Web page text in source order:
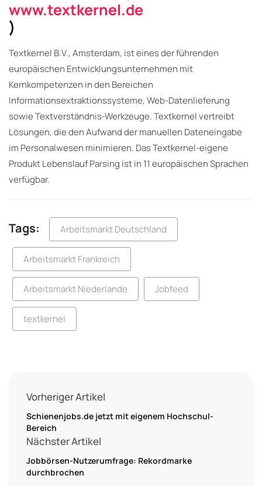
www.textkernel.de
)
Textkernel B.V., Amsterdam, ist eines der führenden
europäischen Entwicklungsunternehmen mit
Kernkompetenzen in den Bereichen
Informationsextraktionssysteme, Web-Datenlieferung
sowie Textverständnis-Werkzeuge. Textkernel vertreibt
Lösungen, die den Aufwand der manuellen Dateneingabe
im Personalwesen minimieren. Das Textkernel-eigene
Produkt Lebenslauf Parsing ist in 11 europäischen Sprachen
verfügbar.
Tags: Arbeitsmarkt Deutschland
Arbeitsmarkt Frankreich
Arbeitsmarkt Niederlande Jobfeed
textkernel
Vorheriger Artikel
Schienenjobs.de jetzt mit eigenem Hochschul-
Bereich
Nächster Artikel
Jobbörsen-Nutzerumfrage: Rekordmarke
durchbrochen